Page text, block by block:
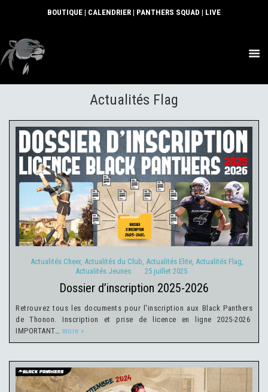
BOUTIQUE | CALENDRIER | PANTHERS SQUAD | LIVE
ACTUS
SECTIONS
COMMUNAUTÉ
PARTENAIRES
CONTACT
Actualités Flag
Actualités Cheer Actualités du Club Actualités Elite Actualités
Flag Actualités Jeunes 25 juillet 2025
Actualités Cheer, Actualités du Club, Actualités Elite, Actualités Flag,
Actualités Jeunes
25 juillet 2025
dossier d’inscription 2025-2026
Retrouvez tous les documents pour l'inscription aux Black Panthers
de Thonon. Inscription et prise de licence en ligne 2025-2026
IMPORTANT… more »